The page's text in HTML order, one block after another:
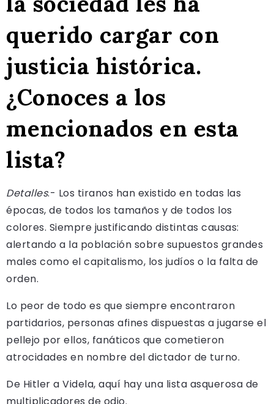
querido cargar con
justicia histórica.
¿Conoces a los
mencionados en esta
lista?
Detalles.- Los tiranos han existido en todas las
épocas, de todos los tamaños y de todos los
colores. Siempre justificando distintas causas:
alertando a la población sobre supuestos grandes
males como el capitalismo, los judíos o la falta de
orden.
Lo peor de todo es que siempre encontraron
partidarios, personas afines dispuestas a jugarse el
pellejo por ellos, fanáticos que cometieron
atrocidades en nombre del dictador de turno.
De Hitler a Videla, aquí hay una lista asquerosa de
multiplicadores de odio.